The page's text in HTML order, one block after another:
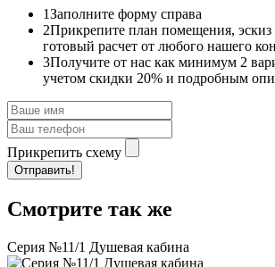
1Заполните форму справа
2Прикрепите план помещения, эскиз
готовый расчет от любого нашего
3Получите от нас как минимум 2
учетом скидки 20% и подробным
Прикрепить схему
Отправить!
Смотрите так же
Серия №11/1 Душевая кабина